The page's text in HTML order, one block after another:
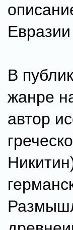
В
жанре
автор